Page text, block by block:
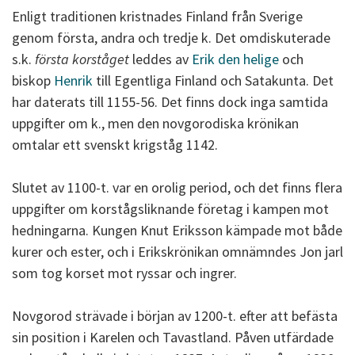
Enligt traditionen kristnades Finland från Sverige
genom första, andra och tredje k. Det omdiskuterade
s.k. första korståget leddes av Erik den helige och
biskop Henrik till Egentliga Finland och Satakunta. Det
har daterats till 1155-56. Det finns dock inga samtida
uppgifter om k., men den novgorodiska krönikan
omtalar ett svenskt krigståg 1142.
Slutet av 1100-t. var en orolig period, och det finns flera
uppgifter om korstågsliknande företag i kampen mot
hedningarna. Kungen Knut Eriksson kämpade mot både
kurer och ester, och i Erikskrönikan omnämndes Jon jarl
som tog korset mot ryssar och ingrer.
Novgorod strävade i början av 1200-t. efter att befästa
sin position i Karelen och Tavastland. Påven utfärdade